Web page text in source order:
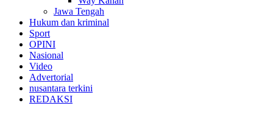
Jawa Tengah
Hukum dan kriminal
Sport
OPINI
Nasional
Video
Advertorial
nusantara terkini
REDAKSI